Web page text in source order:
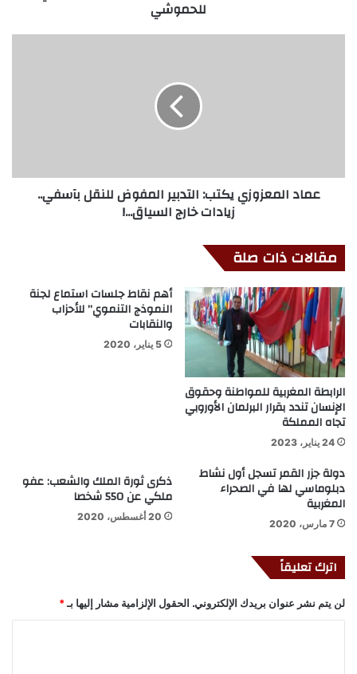
للحموشي
عماد المعزوزي يكتب: التدبير المفوض للنقل بآسفي..
زيادات خارج السياق...!
مقالات ذات صلة
الرابطة المغربية للمواطنة وحقوق
الإنسان تندد بقرار البرلمان الأوروبي
تجاه المملكة
24 يناير، 2023
أهم نقاط جلسات استماع لجنة
النموذج التنموي” للأحزاب
والنقابات
5 يناير، 2020
دولة جزر القمر تسجل أول نشاط
دبلوماسي لها في الصحراء
المغربية
7 مارس، 2020
ذكرى ثورة الملك والشعب: عفو
ملكي عن 550 شخصا
20 أغسطس، 2020
اترك تعليقاً
لن يتم نشر عنوان بريدك الإلكتروني. الحقول الإلزامية مشار إليها بـ*